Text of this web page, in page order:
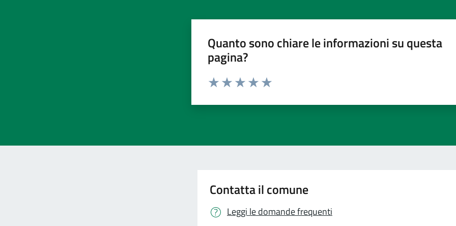
Quanto sono chiare le informazioni su questa
pagina?
Contatta il comune
Leggi le domande frequenti